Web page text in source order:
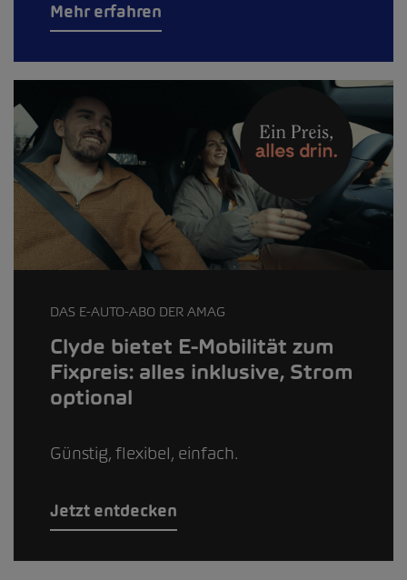
Mehr erfahren
DAS E-AUTO-ABO DER AMAG
Clyde bietet E-Mobilität zum
Fixpreis: alles inklusive, Strom
optional
Günstig, flexibel, einfach.
Jetzt entdecken